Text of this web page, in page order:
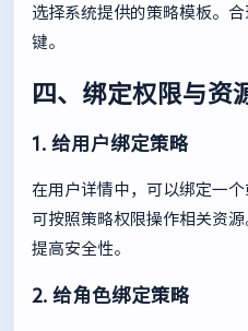
选择系统提供的策略模板。
键。
四、绑定权限与资
1. 给用户绑定策略
在用户详情中，可以绑定一
可按照策略权限操作相关资
提高安全性。
2. 给角色绑定策略